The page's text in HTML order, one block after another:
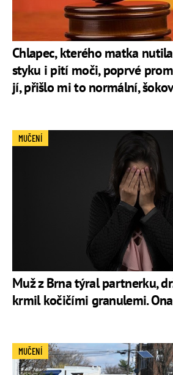
Chlapec, kterého matka
styku i pití moči, poprvé
jí, přišlo mi to normální,
Muž z Brna týral partnerku,
krmil kočičími granulemi.
MUČENÍ
MUČENÍ